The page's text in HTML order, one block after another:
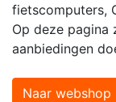
fietscomputers,
Op deze pagina
aanbiedingen
Naar webshop